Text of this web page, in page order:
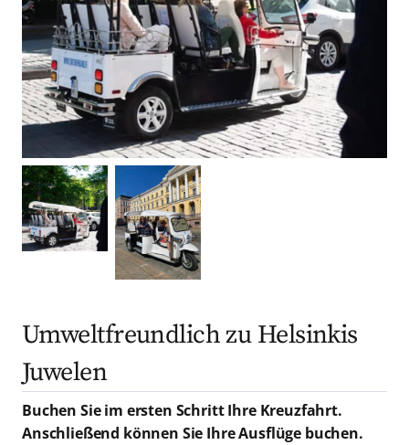
Umweltfreundlich zu Helsinkis
Juwelen
Buchen Sie im ersten Schritt Ihre Kreuzfahrt.
Anschließend können Sie Ihre Ausflüge buchen.